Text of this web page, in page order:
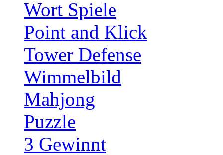
Wort Spiele
Point and Klick
Tower Defense
Wimmelbild
Mahjong
Puzzle
3 Gewinnt